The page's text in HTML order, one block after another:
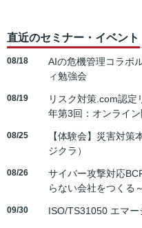
直近のセミナー・イベント
08/18
AIの危機管理コラボ
ィ勉強会
08/19
リスク対策.com認定
年第3回：オンライン
08/25
【体験会】災害対
ジクラ）
08/26
サイバー攻撃対応
らない会社をつくる～
09/30 ISO/TS31050 エマ